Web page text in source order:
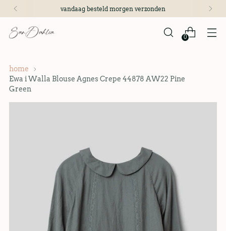
vandaag besteld morgen verzonden
0
home
Ewa i Walla Blouse Agnes Crepe 44878 AW22 Pine
Green